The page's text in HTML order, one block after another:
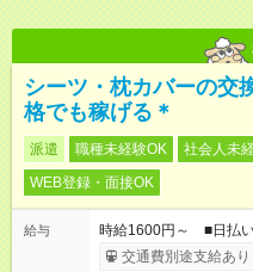
シーツ・枕カバーの交
格でも稼げる＊
派遣 職種未経験OK 社会人未
WEB登録・面接OK
給与
時給1600円～ ■日払
交通費別途支給あり